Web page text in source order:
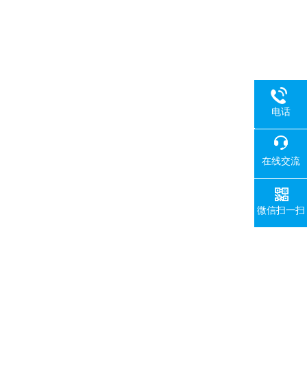
电话
在线交流
微信扫一扫